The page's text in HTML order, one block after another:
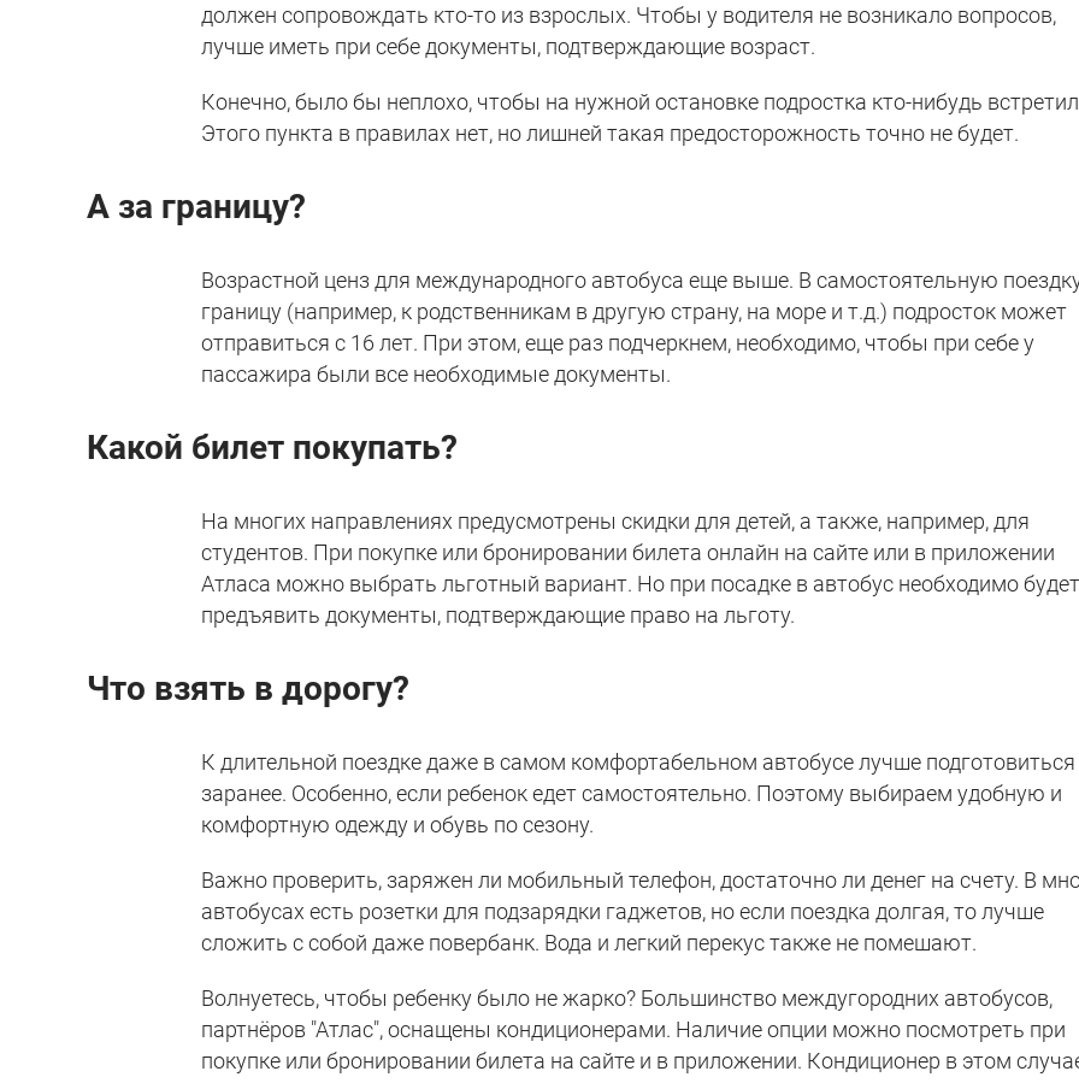
должен сопровождать кто-то из взрослых. Чтобы у водителя не возникало вопросов,
лучше иметь при себе документы, подтверждающие возраст.
Конечно, было бы неплохо, чтобы на нужной остановке подростка кто-нибудь
Этого пункта в правилах нет, но лишней такая предосторожность точно не будет.
А за границу?
Возрастной ценз для международного автобуса еще выше. В самостоятельную
границу (например, к родственникам в другую страну, на море и т.д.) подросток может
отправиться с 16 лет. При этом, еще раз подчеркнем, необходимо, чтобы при себе у
пассажира были все необходимые документы.
Какой билет покупать?
На многих направлениях предусмотрены скидки для детей, а также, например, для
студентов. При покупке или бронировании билета онлайн на сайте или в приложении
Атласа можно выбрать льготный вариант. Но при посадке в автобус необходимо будет
предъявить документы, подтверждающие право на льготу.
Что взять в дорогу?
К длительной поездке даже в самом комфортабельном автобусе лучше подготовиться
заранее. Особенно, если ребенок едет самостоятельно. Поэтому выбираем удобную и
комфортную одежду и обувь по сезону.
Важно проверить, заряжен ли мобильный телефон, достаточно ли денег на счету. В
автобусах есть розетки для подзарядки гаджетов, но если поездка долгая, то лучше
сложить с собой даже повербанк. Вода и легкий перекус также не помешают.
Волнуетесь, чтобы ребенку было не жарко? Большинство междугородних автобусов,
партнёров "Атлас", оснащены кондиционерами. Наличие опции можно посмотреть при
покупке или бронировании билета на сайте и в приложении. Кондиционер в этом